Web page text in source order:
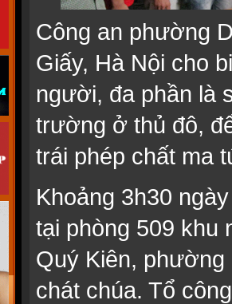
Công an phường
Giấy, Hà Nội cho
người, đa phần là
trường ở thủ đô,
trái phép chất ma
Khoảng 3h30
tại phòng 509 khu
Quý Kiên, phường
chát chúa. Tổ